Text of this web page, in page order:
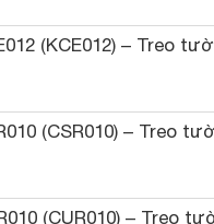
(KCE012) – Treo
(CSR010) – Treo
(CUR010) – Treo